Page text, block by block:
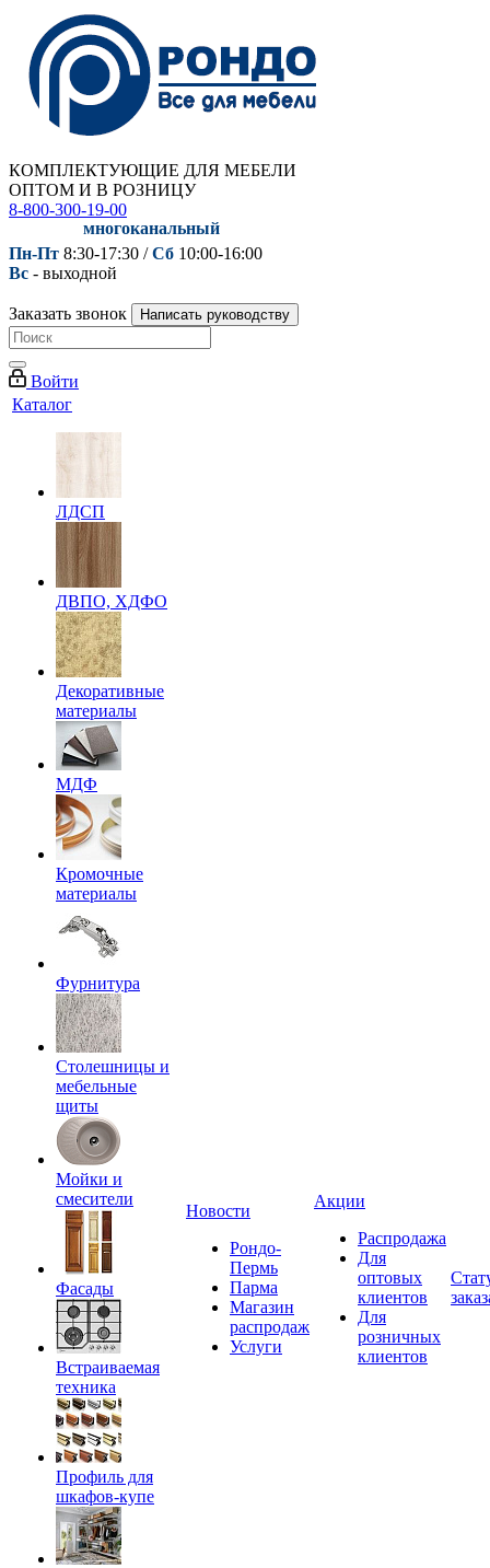
КОМПЛЕКТУЮЩИЕ ДЛЯ МЕБЕЛИ
ОПТОМ И В РОЗНИЦУ
8-800-300-19-00
многоканальный
Пн-Пт 8:30-17:30 /Сб 10:00-16:00
Вс - выходной
Заказать звонок Написать руководству
Войти
Каталог
ЛДСП
ДВПО, ХДФО
Декоративные
материалы
МДФ
Кромочные
материалы
Фурнитура
Столешницы и
мебельные
щиты
Мойки и
смесители
Фасады
Встраиваемая
техника
Профиль для
шкафов-купе
Новости
Рондо-
Пермь
Парма
Магазин
распродаж
Услуги
Акции
Распродажа
Для
оптовых
клиентов
Для
розничных
клиентов